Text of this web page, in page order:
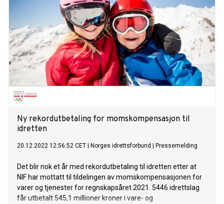
Ny rekordutbetaling for momskompensasjon til
idretten
20.12.2022 12:56:52 CET Norges idrettsforbund Pressemelding
Det blir nok et år med rekordutbetaling til idretten etter at
NIF har mottatt til tildelingen av momskompensasjonen for
varer og tjenester for regnskapsåret 2021. 5446 idrettslag
får utbetalt 545,1 millioner kroner i vare- og